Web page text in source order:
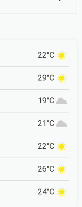
22°C
29°C
19°C
21°C
22°C
26°C
24°C